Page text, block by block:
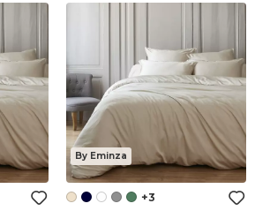
By Eminza
+3